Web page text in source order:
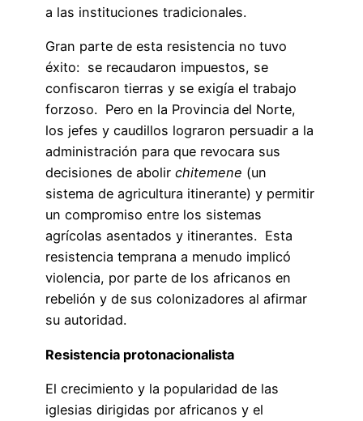
a las instituciones tradicionales.
Gran parte de esta resistencia no tuvo
éxito: se recaudaron impuestos, se
confiscaron tierras y se exigía el trabajo
forzoso. Pero en la Provincia del Norte,
los jefes y caudillos lograron persuadir a la
administración para que revocara sus
decisiones de abolir chitemene (un
sistema de agricultura itinerante) y permitir
un compromiso entre los sistemas
agrícolas asentados y itinerantes. Esta
resistencia temprana a menudo implicó
violencia, por parte de los africanos en
rebelión y de sus colonizadores al afirmar
su autoridad.
Resistencia protonacionalista
El crecimiento y la popularidad de las
iglesias dirigidas por africanos y el